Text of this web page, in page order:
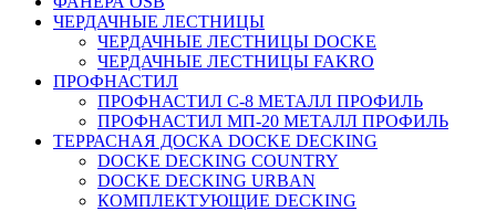
ЧЕРДАЧНЫЕ ЛЕСТНИЦЫ
ЧЕРДАЧНЫЕ ЛЕСТНИЦЫ DOCKE
ЧЕРДАЧНЫЕ ЛЕСТНИЦЫ FAKRO
ПРОФНАСТИЛ
ПРОФНАСТИЛ C-8 МЕТАЛЛ ПРОФИЛЬ
ПРОФНАСТИЛ МП-20 МЕТАЛЛ ПРОФИЛЬ
ТЕРРАСНАЯ ДОСКА DOCKE DECKING
DOCKE DECKING COUNTRY
DOCKE DECKING URBAN
КОМПЛЕКТУЮЩИЕ DECKING